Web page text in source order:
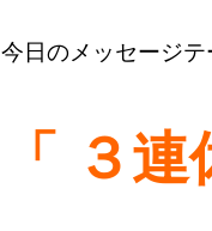
今日のメッセージテ
「 ３